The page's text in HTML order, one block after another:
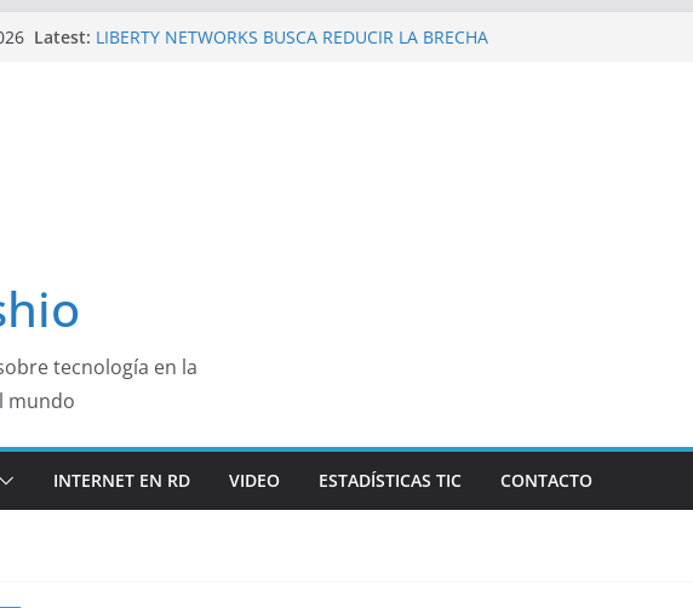
Latest: LIBERTY NETWORKS BUSCA REDUCIR LA BRECHA
tecnología en la
mundo
INTERNET EN RD VIDEO ESTADÍSTICAS TIC CONTACTO